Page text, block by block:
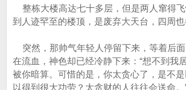
整栋大楼高达七十多层，但是两人窜得
到人迹罕至的楼顶，是废弃大天台，四周也
突然，那帅气年轻人停留下来，等着后
在流血，神色却已经冷静下来：“想不到我
被你暗算。可惜的是，你太贪心了，是不
以得到很大功劳？太贪财的人往往会送命。